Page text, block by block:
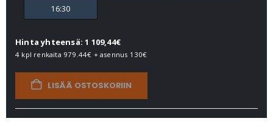
16:30
Hinta yhteensä: 1 109,44€
4 kpl renkaita 979.44€ + asennus 130€
LISÄÄ OSTOSKORIIN